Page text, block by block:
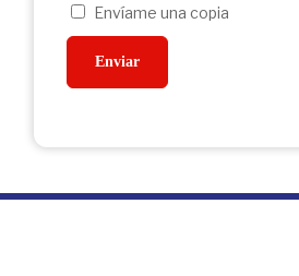
Envíame una copia
Enviar